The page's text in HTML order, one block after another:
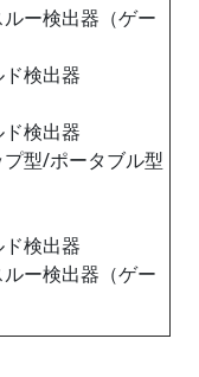
ー検出器（ゲー
検出器
検出器
型/ポータブル型
検出器
ー検出器（ゲー